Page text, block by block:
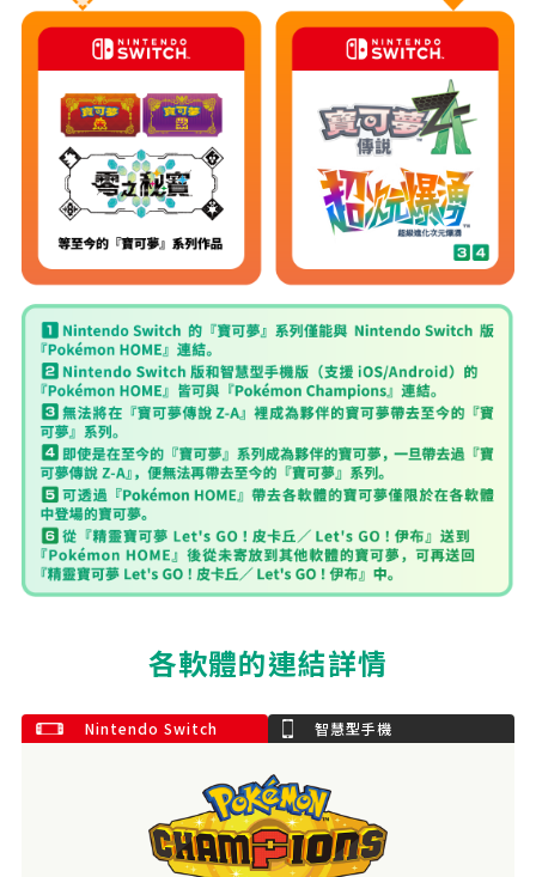
各軟體的連結詳情
Nintendo Switch 智慧型手機